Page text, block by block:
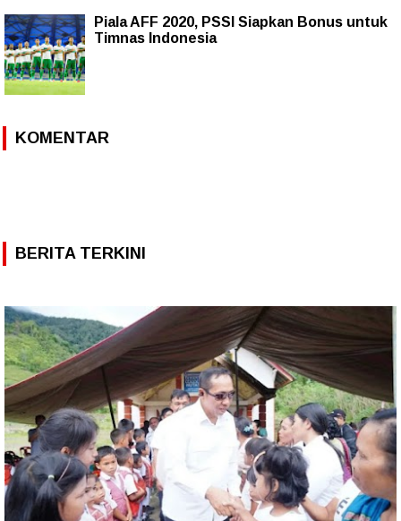
Piala AFF 2020, PSSI Siapkan Bonus untuk
Timnas Indonesia
KOMENTAR
BERITA TERKINI